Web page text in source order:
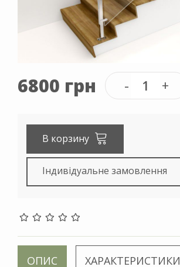
6800 грн
В корзину
Індивідуальне замовлення
ОПИС ХАРАКТЕРИСТИКИ